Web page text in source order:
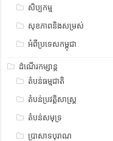
សិប្បកម្ម
សុខភាពនិងសម្រស់
អំពីប្រទេសកម្ពុជា
ដំណើរកម្សាន្ត
តំបន់ធម្មជាតិ
តំបន់ប្រវត្តិសាស្រ្ត
តំបន់សមុទ្រ
ប្រាសាទបុរាណ